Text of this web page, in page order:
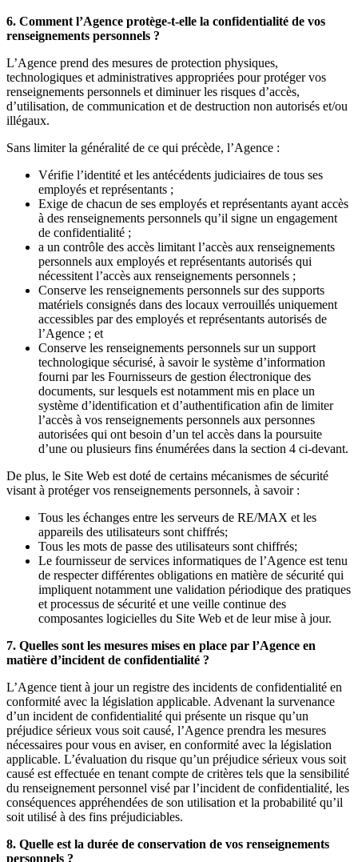
6. Comment l’Agence protège-t-elle la confidentialité de vos
renseignements personnels ?
L’Agence prend des mesures de protection physiques,
technologiques et administratives appropriées pour protéger vos
renseignements personnels et diminuer les risques d’accès,
d’utilisation, de communication et de destruction non autorisés et/ou
illégaux.
Sans limiter la généralité de ce qui précède, l’Agence :
Vérifie l’identité et les antécédents judiciaires de tous ses
employés et représentants ;
Exige de chacun de ses employés et représentants ayant accès
à des renseignements personnels qu’il signe un engagement
de confidentialité ;
a un contrôle des accès limitant l’accès aux renseignements
personnels aux employés et représentants autorisés qui
nécessitent l’accès aux renseignements personnels ;
Conserve les renseignements personnels sur des supports
matériels consignés dans des locaux verrouillés uniquement
accessibles par des employés et représentants autorisés de
l’Agence ; et
Conserve les renseignements personnels sur un support
technologique sécurisé, à savoir le système d’information
fourni par les Fournisseurs de gestion électronique des
documents, sur lesquels est notamment mis en place un
système d’identification et d’authentification afin de limiter
l’accès à vos renseignements personnels aux personnes
autorisées qui ont besoin d’un tel accès dans la poursuite
d’une ou plusieurs fins énumérées dans la section 4 ci-devant.
De plus, le Site Web est doté de certains mécanismes de sécurité
visant à protéger vos renseignements personnels, à savoir :
Tous les échanges entre les serveurs de RE/MAX et les
appareils des utilisateurs sont chiffrés;
Tous les mots de passe des utilisateurs sont chiffrés;
Le fournisseur de services informatiques de l’Agence est tenu
de respecter différentes obligations en matière de sécurité qui
impliquent notamment une validation périodique des pratiques
et processus de sécurité et une veille continue des
composantes logicielles du Site Web et de leur mise à jour.
7. Quelles sont les mesures mises en place par l’Agence en
matière d’incident de confidentialité ?
L’Agence tient à jour un registre des incidents de confidentialité en
conformité avec la législation applicable. Advenant la survenance
d’un incident de confidentialité qui présente un risque qu’un
préjudice sérieux vous soit causé, l’Agence prendra les mesures
nécessaires pour vous en aviser, en conformité avec la législation
applicable. L’évaluation du risque qu’un préjudice sérieux vous soit
causé est effectuée en tenant compte de critères tels que la sensibilité
du renseignement personnel visé par l’incident de confidentialité, les
conséquences appréhendées de son utilisation et la probabilité qu’il
soit utilisé à des fins préjudiciables.
8. Quelle est la durée de conservation de vos renseignements
personnels ?